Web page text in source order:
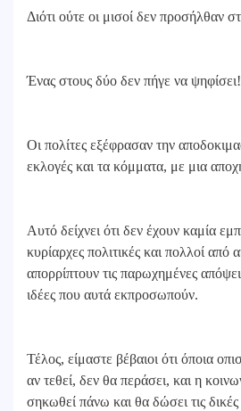
Διότι ούτε οι μισοί δεν προσήλθαν
Ένας στους δύο δεν πήγε να ψηφίσει!
Οι πολίτες εξέφρασαν την
εκλογές και τα κόμματα, με μια
Αυτό δείχνει ότι δεν έχουν καμία
κυρίαρχες πολιτικές και πολλοί από
απορρίπτουν τις παρωχημένες
ιδέες που αυτά εκπροσωπούν.
Τέλος, είμαστε βέβαιοι ότι όποια
αν τεθεί, δεν θα περάσει, και η
σηκωθεί πάνω και θα δώσει τις δικές